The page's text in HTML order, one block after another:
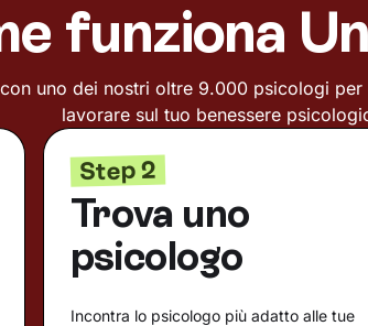
funziona
uno dei nostri oltre 9.000 psicologi
lavorare sul tuo benessere
Step 2
Trova uno
psicologo
Incontra lo psicologo più adatto alle tue